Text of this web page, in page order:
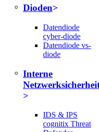
Dioden
Datendiode
cyber-diode
Datendiode vs-
diode
Interne
IDS & IPS
cognitix Threat